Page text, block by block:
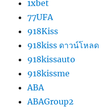
1xbet
77UFA
918Kiss
918kiss ดาวน์โหลด
918kissauto
918kissme
ABA
ABAGroup2